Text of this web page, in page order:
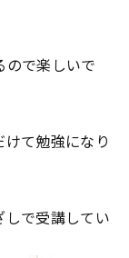
ので楽しいで
けて勉強になり
で受講してい